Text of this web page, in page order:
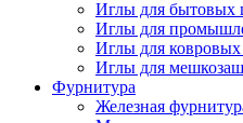
Иглы для
Иглы для
Иглы для ковровых
Иглы для
Фурнитура
Железная